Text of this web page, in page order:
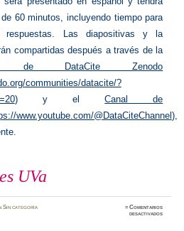
60 minutos, incluyendo tiempo para
respuestas. Las diapositivas y la
compartidas después a través de la
de DataCite Zenodo
communities/datacite/?
) y elCanal de
www.youtube.com/@DataCiteChannel ),
UVa
Sin categoría ≈Comentarios
desactivadosen